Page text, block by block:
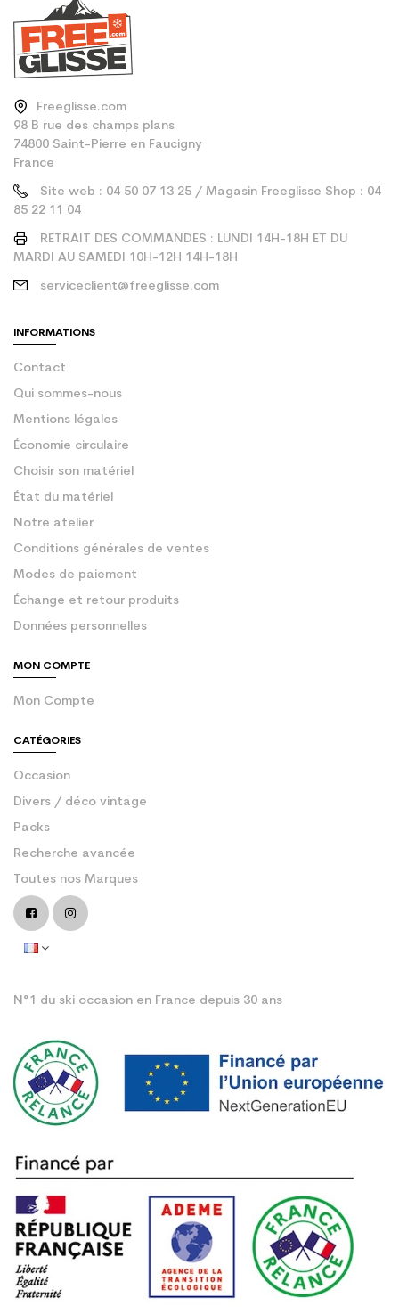
Freeglisse.com
98 B rue des champs plans
74800 Saint-Pierre en Faucigny
France
Site web : 04 50 07 13 25 / Magasin Freeglisse Shop : 04
85 22 11 04
RETRAIT DES COMMANDES : LUNDI 14H-18H ET DU
MARDI AU SAMEDI 10H-12H 14H-18H
serviceclient@freeglisse.com
INFORMATIONS
Contact
Qui sommes-nous
Mentions légales
Économie circulaire
Choisir son matériel
État du matériel
Notre atelier
Conditions générales de ventes
Modes de paiement
Échange et retour produits
Données personnelles
MON COMPTE
Mon Compte
CATÉGORIES
Occasion
Divers / déco vintage
Packs
Recherche avancée
Toutes nos Marques
N°1 du ski occasion en France depuis 30 ans